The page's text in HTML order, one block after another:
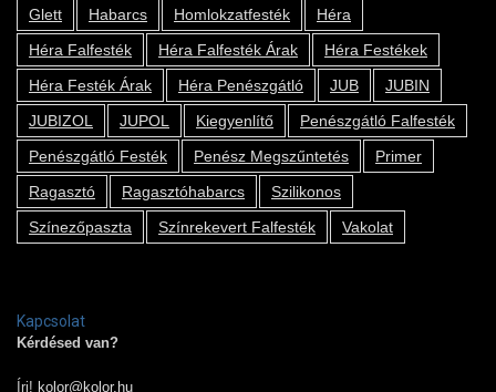
Glett
Habarcs Homlokzatfesték
Héra
Héra Falfesték
Héra Falfesték Árak
Héra Festékek
Héra Festék Árak
Héra Penészgátló JUB
JUBIN
JUBIZOL
JUPOL Kiegyenlítő
Penészgátló Falfesték
Penészgátló Festék
Penész Megszűntetés
Primer
Ragasztó
Ragasztóhabarcs
Szilikonos
Színezőpaszta
Színrekevert Falfesték Vakolat
Kapcsolat
Kérdésed van?
Írj! kolor@kolor.hu